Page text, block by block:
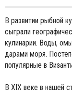
В развитии рыбной
сыграли
кулинарии. Воды,
дарами моря.
популярные в
В XIX веке в нашей